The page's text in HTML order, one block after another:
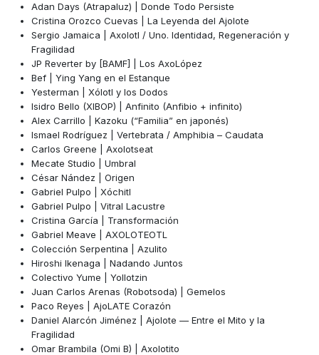
Adan Days (Atrapaluz) | Donde Todo Persiste
Cristina Orozco Cuevas | La Leyenda del Ajolote
Sergio Jamaica | Axolotl / Uno. Identidad, Regeneración y
Fragilidad
JP Reverter by [BAMF] | Los AxoLópez
Bef | Ying Yang en el Estanque
Yesterman | Xólotl y los Dodos
Isidro Bello (XIBOP) | Anfinito (Anfibio + infinito)
Alex Carrillo | Kazoku (“Familia” en japonés)
Ismael Rodríguez | Vertebrata / Amphibia – Caudata
Carlos Greene | Axolotseat
Mecate Studio | Umbral
César Nández | Origen
Gabriel Pulpo | Xóchitl
Gabriel Pulpo | Vitral Lacustre
Cristina García | Transformación
Gabriel Meave | AXOLOTEOTL
Colección Serpentina | Azulito
Hiroshi Ikenaga | Nadando Juntos
Colectivo Yume | Yollotzin
Juan Carlos Arenas (Robotsoda) | Gemelos
Paco Reyes | AjoLATE Corazón
Daniel Alarcón Jiménez | Ajolote — Entre el Mito y la
Fragilidad
Omar Brambila (Omi B) | Axolotito